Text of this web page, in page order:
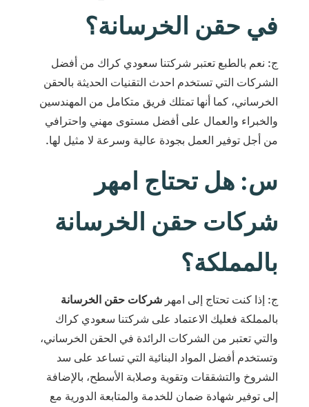
في حقن الخرسانة؟
ج: نعم بالطبع تعتبر شركتنا سعودي كراك من أفضل
الشركات التي تستخدم احدث التقنيات الحديثة بالحقن
الخرساني، كما أنها تمتلك فريق متكامل من المهندسين
والخبراء والعمال على أفضل مستوى مهني واحترافي
من أجل توفير العمل بجودة عالية وسرعة لا مثيل لها.
س: هل تحتاج امهر
شركات حقن الخرسانة
بالمملكة؟
ج: إذا كنت تحتاج إلى امهر شركات حقن الخرسانة
بالمملكة فعليك الاعتماد على شركتنا سعودي كراك
والتي تعتبر من الشركات الرائدة في الحقن الخرساني،
وتستخدم أفضل المواد البنائية التي تساعد على سد
الشروخ والتشققات وتقوية وصلابة الأسطح، بالإضافة
إلى توفير شهادة ضمان للخدمة والمتابعة الدورية مع